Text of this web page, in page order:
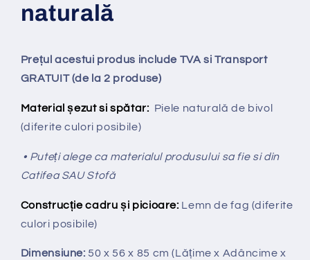
naturală
Prețul acestui produs include TVA si Transport
GRATUIT (de la 2 produse)
Material șezut si spătar: Piele naturală de bivol
(diferite culori posibile)
• Puteți alege ca materialul produsului sa fie si din
Catifea SAU Stofă
Construcție cadru și picioare: Lemn de fag (diferite
culori posibile)
Dimensiune: 50 x 56 x 85 cm(Lățime x Adâncime x